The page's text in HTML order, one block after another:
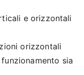
e orizzontali
orizzontali
sia